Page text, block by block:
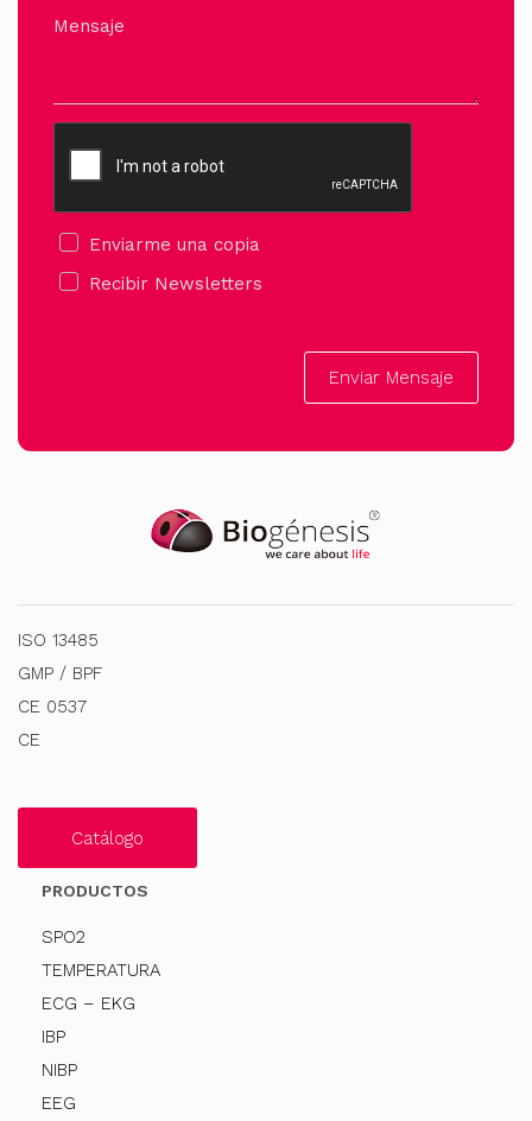
Mensaje
Enviarme una copia
Recibir Newsletters
Enviar Mensaje
ISO 13485
GMP / BPF
CE 0537
CE
Catálogo
PRODUCTOS
SPO2
TEMPERATURA
ECG – EKG
IBP
NIBP
EEG